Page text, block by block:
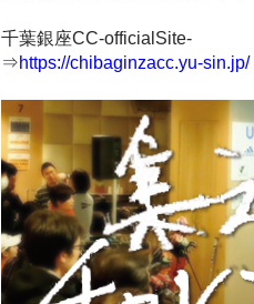
千葉銀座CC‐officialSite-
⇒https://chibaginzacc.yu-sin.jp/